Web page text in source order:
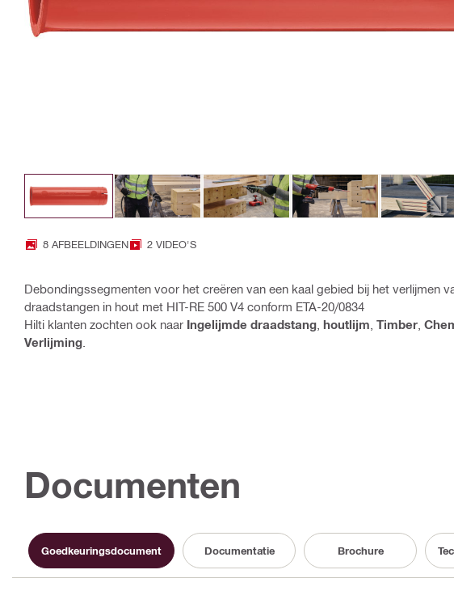
8 AFBEELDINGEN 2 VIDEO'S
Debondingssegmenten voor het creëren van een kaal gebied bij het verlijmen
draadstangen in hout met HIT-RE 500 V4 conform ETA-20/0834
Hilti klanten zochten ook naar Ingelijmde draadstang houtlijm Timber
Verlijming
Documenten
Goedkeuringsdocument Documentatie Brochure